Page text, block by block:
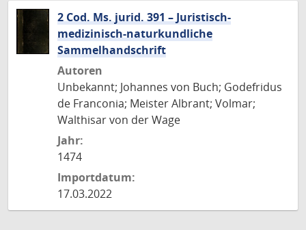
2 Cod. Ms. jurid. 391 – Juristisch-
medizinisch-naturkundliche
Sammelhandschrift
Autoren
Unbekannt; Johannes von Buch; Godefridus
de Franconia; Meister Albrant; Volmar;
Walthisar von der Wage
Jahr:
1474
Importdatum:
17.03.2022